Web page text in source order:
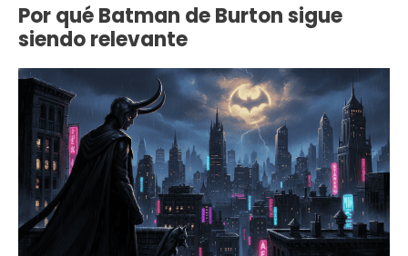
Por qué Batman de Burton sigue
siendo relevante